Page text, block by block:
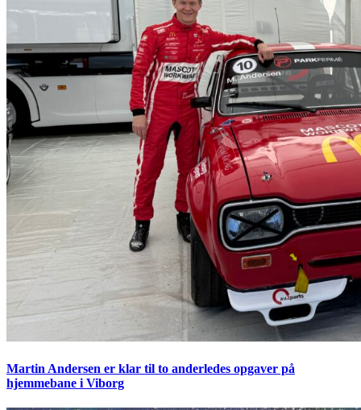
Martin Andersen er klar til to anderledes opgaver på
hjemmebane i Viborg